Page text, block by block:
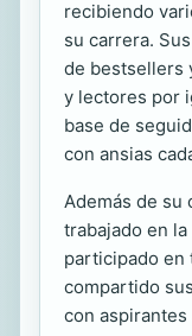
recibiendo
su carrera.
de bestsellers
y lectores por
base de
con ansias
Además de su
trabajado en
participado en
compartido
con aspirantes